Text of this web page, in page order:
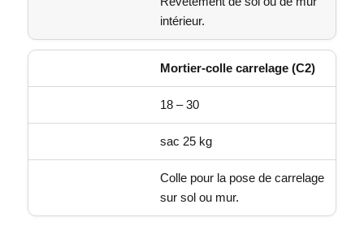
intérieur.
Mortier-colle carrelage (C2)
18 – 30
sac 25 kg
Colle pour la pose de carrelage
sur sol ou mur.